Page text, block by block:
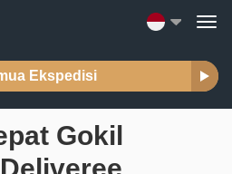
Ekspedisi
Gokil